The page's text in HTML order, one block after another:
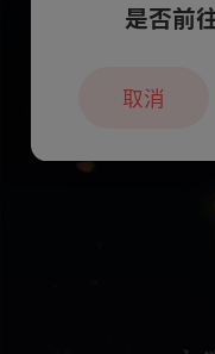
本章节仅支
是否前
取消